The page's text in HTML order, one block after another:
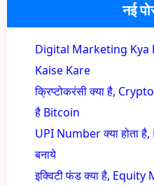
नई
Digital Marketing
Kaise Kare
क्रिप्टोकरंसी क्या है,
है Bitcoin
UPI Number क्या होता
बनाये
इक्विटी फंड क्या है,